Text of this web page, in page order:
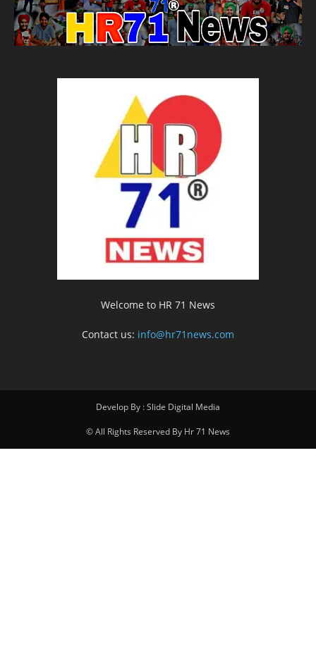
Welcome to HR 71 News
Contact us: info@hr71news.com
Develop By : Slide Digital Media
© All Rights Reserved By Hr 71 News